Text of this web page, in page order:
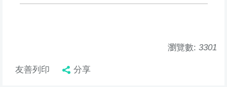
瀏覽數: 3301
友善列印 分享